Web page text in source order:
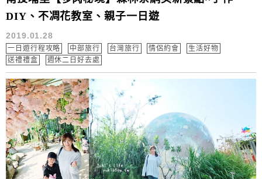
DIY、不凋花教室、親子一日遊
2019.01.28
一日遊行程攻略 中部旅行 台灣旅行 情侶約會
生活好物
送禮禮盒
週休二日好去處